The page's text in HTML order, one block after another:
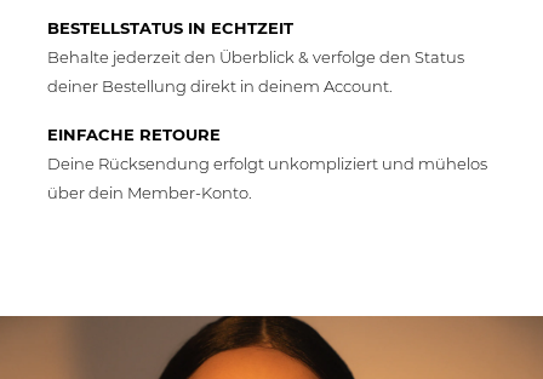
BESTELLSTATUS IN ECHTZEIT
Behalte jederzeit den Überblick & verfolge den Status
deiner Bestellung direkt in deinem Account.
EINFACHE RETOURE
Deine Rücksendung erfolgt unkompliziert und mühelos
über dein Member-Konto.